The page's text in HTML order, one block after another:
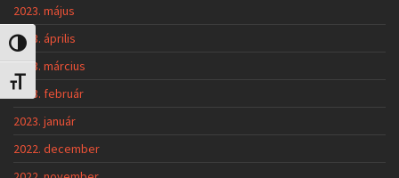
Nagy kontraszt váltása
Betűméret váltása
2023. május
2023. április
2023. március
2023. február
2023. január
2022. december